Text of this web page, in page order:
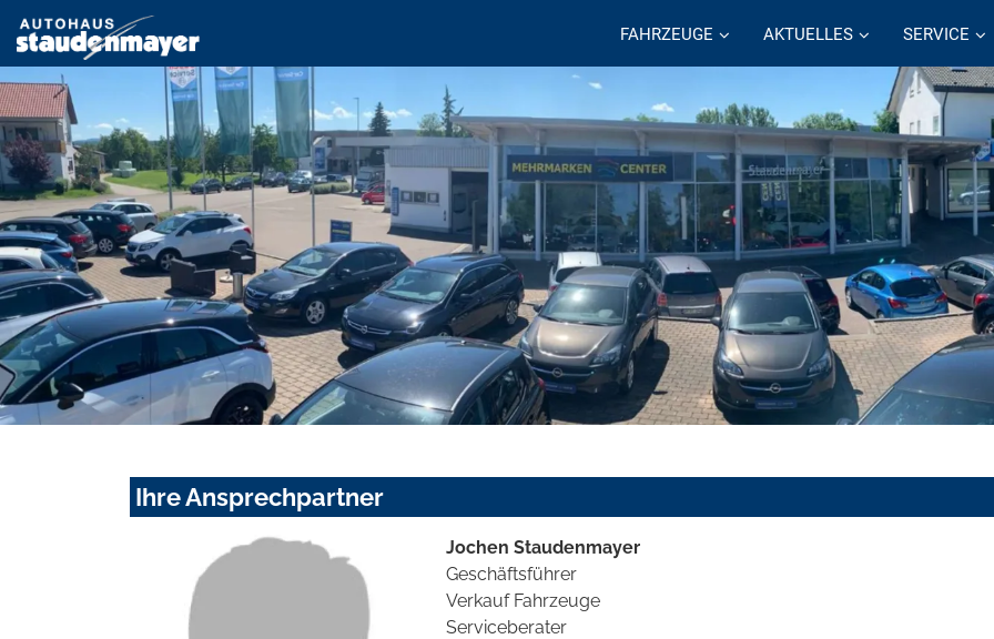
FAHRZEUGE AKTUELLES SERVICE
Ihre Ansprechpartner
Jochen Staudenmayer
Geschäftsführer
Verkauf Fahrzeuge
Serviceberater